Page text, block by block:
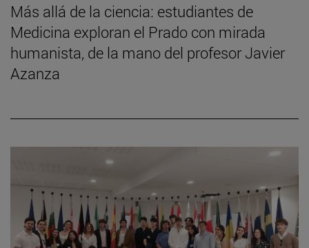
Más allá de la ciencia: estudiantes de
Medicina exploran el Prado con mirada
humanista, de la mano del profesor Javier
Azanza